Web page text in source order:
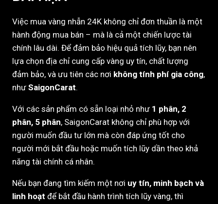
Việc mua vàng nhẫn 24K không chỉ đơn thuần là một
hành động mua bán – mà là cả một chiến lược tài
chính lâu dài. Để đảm bảo hiệu quả tích lũy, bạn nên
lựa chọn địa chỉ cung cấp vàng uy tín, chất lượng
đảm bảo, và ưu tiên các nơi không tính phí gia công,
như SaigonCarat.
Với các sản phẩm có sẵn loại nhỏ như 1 phân, 2
phân, 5 phân, SaigonCarat không chỉ phù hợp với
người muốn đầu tư lớn mà còn đáp ứng tốt cho
người mới bắt đầu hoặc muốn tích lũy dần theo khả
năng tài chính cá nhân.
Nếu bạn đang tìm kiếm một nơi uy tín, minh bạch và
linh hoạt để bắt đầu hành trình tích lũy vàng, thì